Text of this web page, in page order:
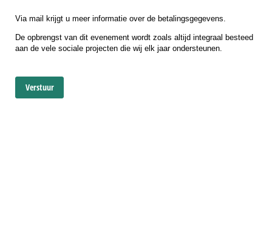
Via mail krijgt u meer informatie over de betalingsgegevens.
De opbrengst van dit evenement wordt zoals altijd integraal besteed
aan de vele sociale projecten die wij elk jaar ondersteunen.
Verstuur